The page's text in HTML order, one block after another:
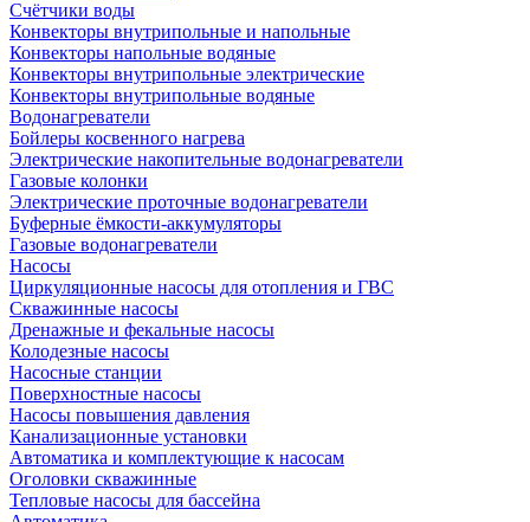
Счётчики воды
Конвекторы внутрипольные и напольные
Конвекторы напольные водяные
Конвекторы внутрипольные электрические
Конвекторы внутрипольные водяные
Водонагреватели
Бойлеры косвенного нагрева
Электрические накопительные водонагреватели
Газовые колонки
Электрические проточные водонагреватели
Буферные ёмкости-аккумуляторы
Газовые водонагреватели
Насосы
Циркуляционные насосы для отопления и ГВС
Скважинные насосы
Дренажные и фекальные насосы
Колодезные насосы
Насосные станции
Поверхностные насосы
Насосы повышения давления
Канализационные установки
Автоматика и комплектующие к насосам
Оголовки скважинные
Тепловые насосы для бассейна